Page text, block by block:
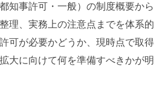
知事許可・一般）の制度概要から
理、実務上の注意点までを体系的
可が必要かどうか、現時点で取得
大に向けて何を準備すべきかが明